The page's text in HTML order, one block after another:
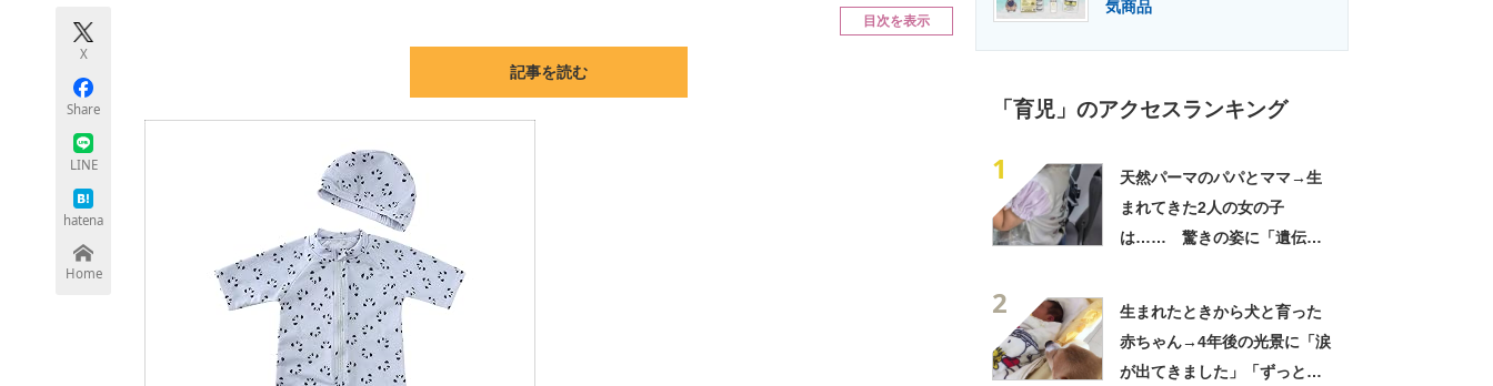
X
Share
LINE
hatena
Home
目次を表示
記事を読む
気商品
「育児」のアクセスランキング
1
天然パーマのパパとママ→生
まれてきた2人の女の子
は…… 驚きの姿に「遺伝っ
2
生まれたときから犬と育った
赤ちゃん→4年後の光景に「涙
が出てきました」「ずっと見